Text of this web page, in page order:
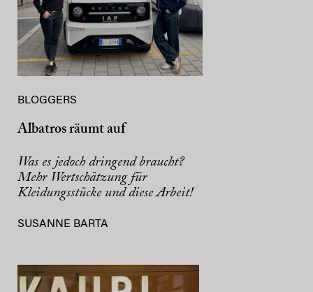
BLOGGERS
Albatros räumt auf
Was es jedoch dringend braucht?
Mehr Wertschätzung für
Kleidungsstücke und diese Arbeit!
SUSANNE BARTA